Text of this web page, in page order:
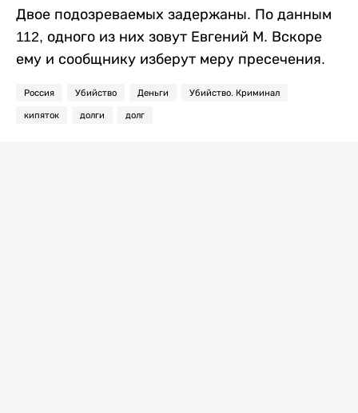
Двое подозреваемых задержаны. По данным
112, одного из них зовут Евгений М. Вскоре
ему и сообщнику изберут меру пресечения.
Россия Убийство Деньги Убийство. Криминал
кипяток долги долг